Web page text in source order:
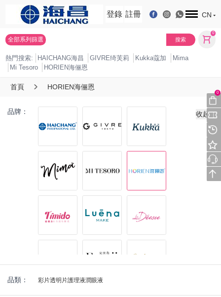
登錄 註冊 CN
全部系列篩選 搜索
0
熱門搜索: HAICHANG海昌 GIVRE绮芙莉 Kukka蔻加
Mima
Mi Tesoro
HORIEN海俪恩
首頁 HORIEN海俪恩
品牌： 收起
品類： 彩片透明片護理液潤眼液
0